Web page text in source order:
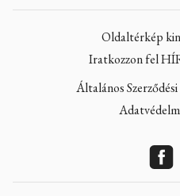
Oldaltérkép
Iratkozzon fel
Általános